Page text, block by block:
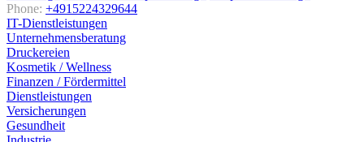
Phone: +4915224329644
IT-Dienstleistungen
Unternehmensberatung
Druckereien
Kosmetik / Wellness
Finanzen / Fördermittel
Dienstleistungen
Versicherungen
Gesundheit